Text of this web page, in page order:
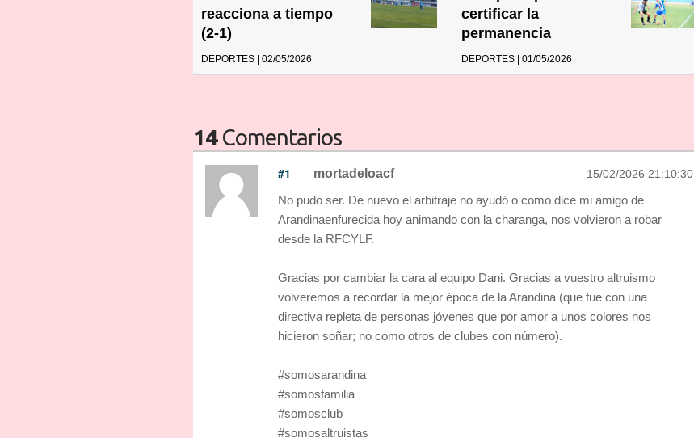
reacciona a tiempo
(2-1)
DEPORTES | 02/05/2026
certificar la
permanencia
DEPORTES | 01/05/2026
14Comentarios
#1 mortadeloacf 15/02/2026 21:10:30
No pudo ser. De nuevo el arbitraje no ayudó o como dice mi amigo de
Arandinaenfurecida hoy animando con la charanga, nos volvieron a robar
desde la RFCYLF.
Gracias por cambiar la cara al equipo Dani. Gracias a vuestro altruismo
volveremos a recordar la mejor época de la Arandina (que fue con una
directiva repleta de personas jóvenes que por amor a unos colores nos
hicieron soñar; no como otros de clubes con número).
#somosarandina
#somosfamilia
#somosclub
#somosaltruistas